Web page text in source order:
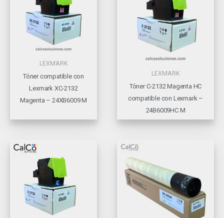
LEXMARK
Tóner compatible con
Lexmark XC-2132
Magenta – 24XB6009 M
LEXMARK
Tóner C-2132 Magenta HC
compatible con Lexmark –
24B6009HC M